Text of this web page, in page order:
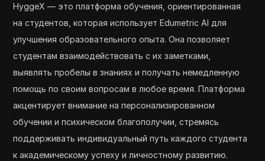
HyggeX — это платформа обучения, ориентированная
на студентов, которая использует Edumetric AI для
улучшения образовательного опыта. Она позволяет
студентам взаимодействовать с их заметками,
выявлять пробелы в знаниях и получать немедленную
помощь по своим вопросам в любое время. Платформа
акцентирует внимание на персонализированном
обучении и психическом благополучии, стремясь
поддерживать индивидуальный путь каждого студента
к академическому успеху и личностному развитию.